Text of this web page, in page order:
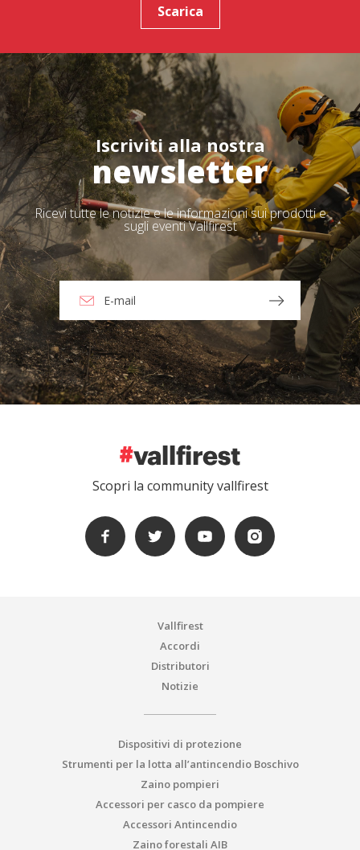
Scarica
Iscriviti alla nostra
newsletter
Ricevi tutte le notizie e le informazioni sui prodotti e
sugli eventi Vallfirest
Scopri la community vallfirest
Vallfirest
Accordi
Distributori
Notizie
Dispositivi di protezione
Strumenti per la lotta all’antincendio Boschivo
Zaino pompieri
Accessori per casco da pompiere
Accessori Antincendio
Zaino forestali AIB